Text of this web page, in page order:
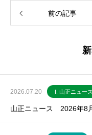
前の記事
2026.07.20 I. 山正ニュース
山正ニュース 2026年8